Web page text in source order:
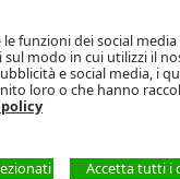
funzioni dei social media
modo in cui utilizzi il
e social media, i
loro o che hanno
Accetta tutti i
NEWS CONTATTI
Academy Monticello